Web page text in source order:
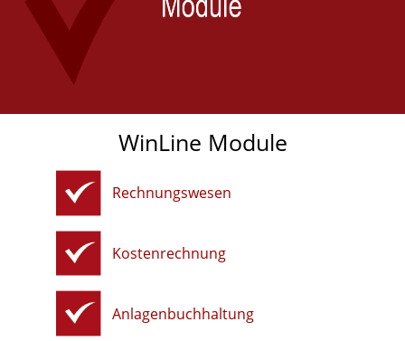
WinLine Module
Rechnungswesen
Kostenrechnung
Anlagenbuchhaltung